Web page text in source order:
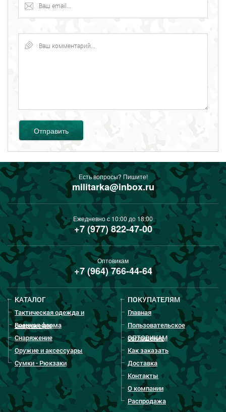
Отправить
Есть вопросы? Пишите!
militarka@inbox.ru
Ежедневно с 10:00 до 18:00
+7 (977) 822-47-00
Оптовикам
+7 (964) 766-44-64
КАТАЛОГ
Тактическая одежда и
снаряжение
Военная форма
Снаряжение
Оружие и аксессуары
Сумки - Рюкзаки
ПОКУПАТЕЛЯМ
Главная
Пользовательское
соглашение
ОПТОВИКАМ
Как заказать
Доставка
Контакты
О компании
Распродажа